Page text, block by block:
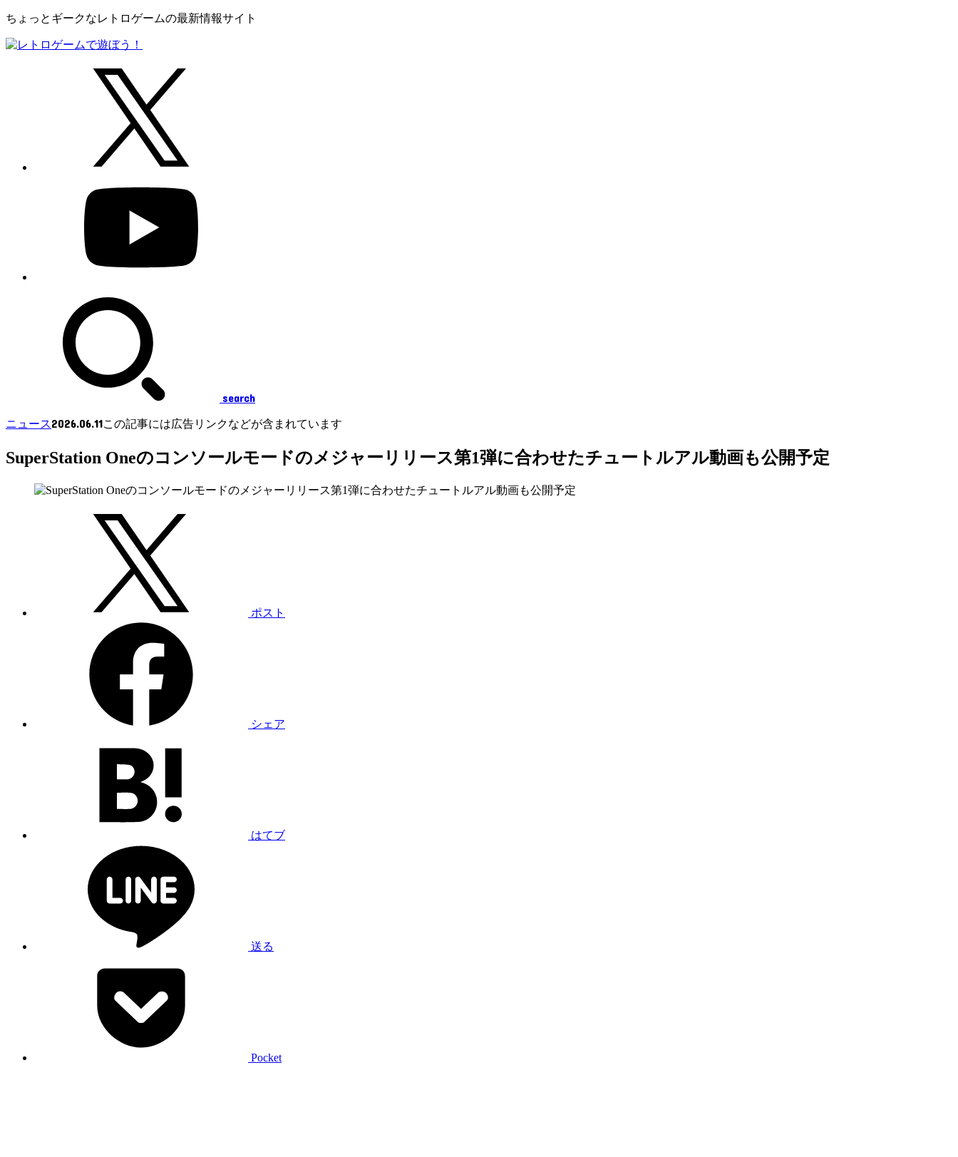
ちょっとギークなレトロゲームの最新情報サイト
search
ニュース2026.06.11この記事には広告リンクなどが含まれています
SuperStation Oneのコンソールモードのメジャーリリース第1弾に合わせたチュートルアル動画も公開予定
ポスト
シェア
はてブ
送る
Pocket